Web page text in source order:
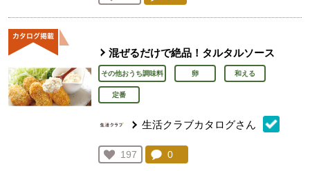
人が登録
混ぜるだけで絶品！タルタルソース
その他おうち調味料 卵 和える
定番
生活クラブカタログさん
お気に入り登録：
197
人が登録
コメント：
0